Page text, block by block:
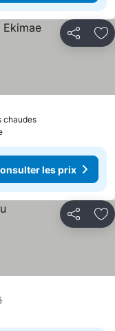
Partager
chaudesConsulter les
les prix
Partager
Consulter les prix